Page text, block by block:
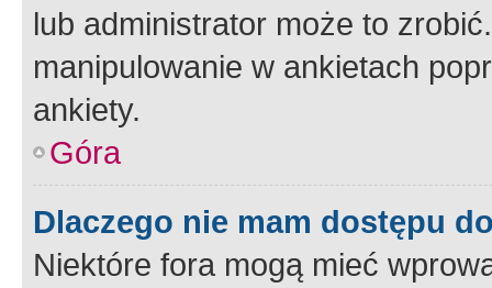
lub administrator może to
manipulowanie w ankietach
ankiety.
Góra
Dlaczego nie mam dostępu
Niektóre fora mogą mieć